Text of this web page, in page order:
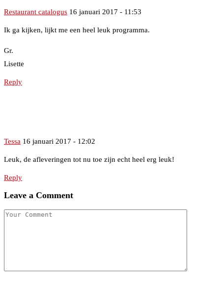
Restaurant catalogus 16 januari 2017 - 11:53
Ik ga kijken, lijkt me een heel leuk programma.
Gr.
Lisette
Reply
Tessa 16 januari 2017 - 12:02
Leuk, de afleveringen tot nu toe zijn echt heel erg leuk!
Reply
Leave a Comment